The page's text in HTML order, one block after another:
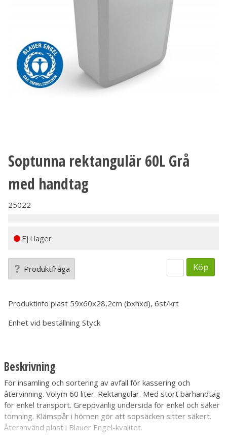
Soptunna rektangulär 60L Grå
med handtag
25022
Ej i lager
Produktfråga Köp
Produktinfo plast 59x60x28,2cm (bxhxd), 6st/krt
Enhet vid beställning Styck
Beskrivning
För insamling och sortering av avfall för kassering och
återvinning. Volym 60 liter. Rektangulär. Med stort bärhandtag
för enkel transport. Greppvänlig undersida för enkel och säker
tömning. Klämspår i hörnen gör att sopsäcken sitter säkert.
Återanvänd plast i Blauer Engel-kvalitet.